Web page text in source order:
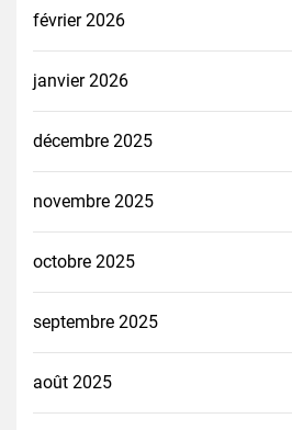
février 2026
janvier 2026
décembre 2025
novembre 2025
octobre 2025
septembre 2025
août 2025